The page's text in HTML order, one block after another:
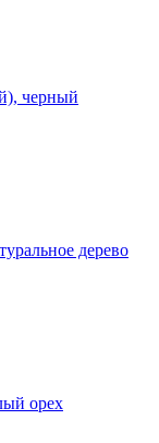
черный
дерево
орех